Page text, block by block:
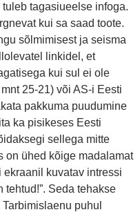
tagasiueelse infoga.
kui sa saad toote.
sõlmimisest ja seisma
linkidel, et
kui sul ei ole
25-21) või AS-i Eesti
pakkuma puudumine
ka pisikeses Eesti
sellega mitte
on ühed kõige madalamat
ekraanil kuvatav intressi
Seda tehakse
puhul